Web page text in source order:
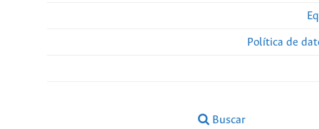
Política de
Buscar